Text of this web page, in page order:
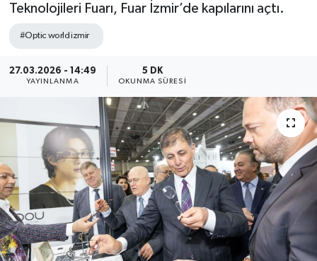
Teknolojileri Fuarı, Fuar İzmir’de kapılarını açtı.
#Optic world izmir
27.03.2026 - 14:49
YAYINLANMA
5 DK
OKUNMA SÜRESI